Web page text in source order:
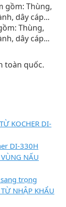
Thùng,
dây cáp...
toàn quốc.
KOCHER DI-
DI-330H
NẤU
trọng
NHẬP KHẨU